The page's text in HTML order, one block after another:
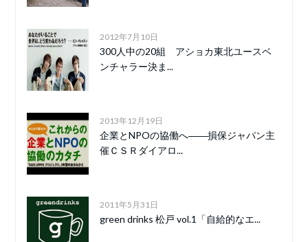
2012年7月10日
300人中の20組 アショカ東北ユースベ
ンチャラー決ま...
2013年12月19日
企業とNPOの協働へ――損保ジャパン主
催ＣＳＲダイアロ...
2011年5月31日
green drinks 松戸 vol.1「自給的なエ...